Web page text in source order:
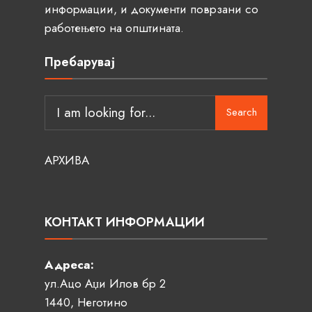
информации, и документи поврзани со
работењето на општината.
Пребарувај
Search
АРХИВА
КОНТАКТ ИНФОРМАЦИИ
Адреса:
ул.Ацо Аџи Илов бр 2
1440, Неготино